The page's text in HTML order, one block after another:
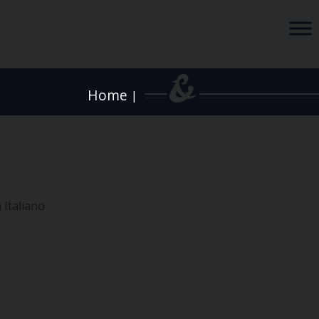
Home |
Italiano